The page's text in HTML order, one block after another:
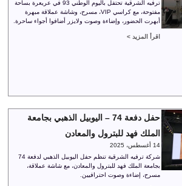
ترفيه الشرقية تحتفل باليوم الوطني 93 في عريعرة بساحة
مفتوحة، مع كراسي VIP، مسرح، وشاشة عملاقة مبهرة
أبهرت الحضور، وإضاءة وصوت ولايزر أضافوا أجواء ساحرة.
اقرأ المزيد >
حفل دفعة 74 – اليوبيل الذهبي بجامعة
الملك فهد للبترول والمعادن
14 أغسطس، 2025
شركة ترفيه الشرقية تنظم حفل اليوبيل الذهبي لدفعة 74
بجامعة الملك فهد للبترول والمعادن، مع شاشة عملاقة،
مسرح، إضاءة وصوت احترافيين.